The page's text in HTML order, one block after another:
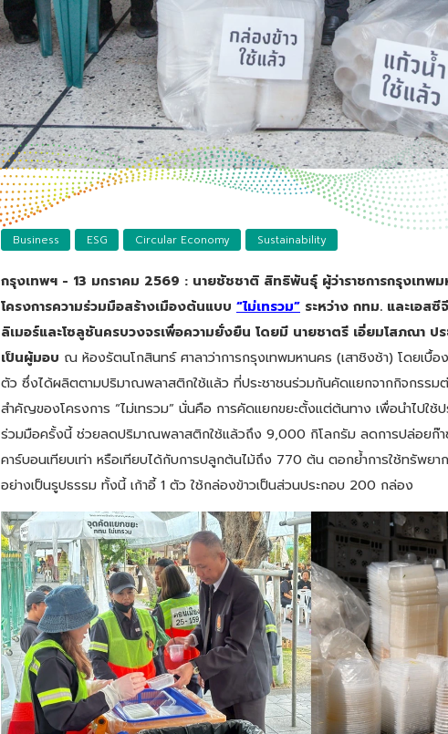
Business ESG Circular Economy Sustainability
กรุงเทพฯ - 13 มกราคม 2569 : นายชัชชาติ สิทธิพันธุ์ ผู้ว่าราชการกรุงเทพม
โครงการความร่วมมือสร้างเมืองต้นแบบ “ไม่เทรวม” ระหว่าง กทม. และเอส
ลิเมอร์และโซลูชันครบวงจรเพื่อความยั่งยืน โดยมี นายชาตรี เอี่ยมโสภณา ป
เป็นผู้มอบ ณ ห้องรัตนโกสินทร์ ศาลาว่าการกรุงเทพมหานคร (เสาชิงช้า) โดยเบื้
ตัว ซึ่งได้ผลิตตามปริมาณพลาสติกใช้แล้ว ที่ประชาชนร่วมกันคัดแยกจากกิจกรรม
สำคัญของโครงการ “ไม่เทรวม” นั่นคือ การคัดแยกขยะตั้งแต่ต้นทาง เพื่อนำไปใช้
ร่วมมือครั้งนี้ ช่วยลดปริมาณพลาสติกใช้แล้วถึง 9,000 กิโลกรัม ลดการปล่อยก๊า
คาร์บอนเทียบเท่า หรือเทียบได้กับการปลูกต้นไม้ถึง 770 ต้น ตอกย้ำการใช้ทรัพยา
อย่างเป็นรูปธรรม ทั้งนี้ เก้าอี้ 1 ตัว ใช้กล่องข้าวเป็นส่วนประกอบ 200 กล่อง